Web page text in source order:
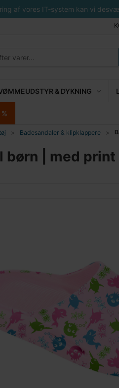
af vores IT-system kan vi
& DYKNING
Badesandaler & klipklappere
børn | med print